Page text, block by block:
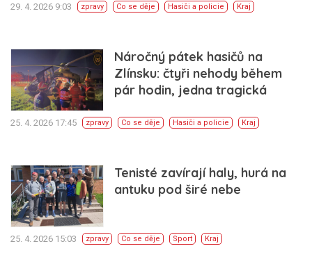
29. 4. 2026 9:03 zpravy Co se děje Hasiči a policie Kraj
Náročný pátek hasičů na
Zlínsku: čtyři nehody během
pár hodin, jedna tragická
25. 4. 2026 17:45 zpravy Co se děje Hasiči a policie Kraj
Tenisté zavírají haly, hurá na
antuku pod širé nebe
25. 4. 2026 15:03 zpravy Co se děje Sport Kraj